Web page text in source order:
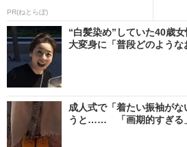
PR(ねとらぼ)
“白髪染め”していた40
大変身に「普段どのような
成人式で「着たい振袖が
うと…… 「画期的すぎる